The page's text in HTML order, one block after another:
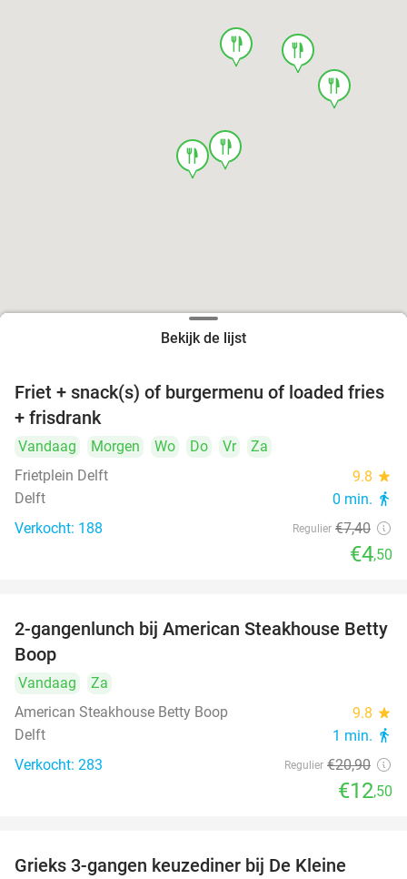
food
food
food
food
food
food
food
Bekijk de lijst
39%
Friet + snack(s) of burgermenu of loaded fries
+ frisdrank
Vandaag Morgen Wo Do Vr
Za
Frietplein Delft
9.8 star
Delft 0 min. directions_walk
Verkocht: 188 Regulier €7,40
€4,50
40%
2-gangenlunch bij American Steakhouse Betty
Boop
Vandaag
Za
American Steakhouse Betty Boop
9.8 star
Delft 1 min. directions_walk
Verkocht: 283 Regulier €20,90
€12,50
Grieks 3-gangen keuzediner bij De Kleine